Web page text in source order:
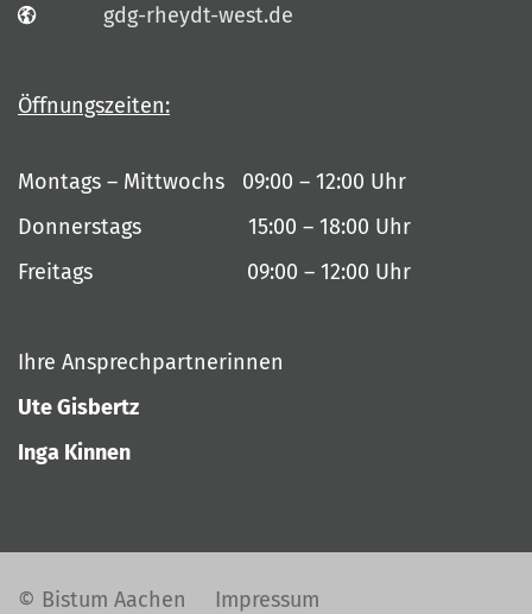
gdg-rheydt-west.de
Öffnungszeiten:
Montags – Mittwochs 09:00 – 12:00 Uhr
Donnerstags 15:00 – 18:00 Uhr
Freitags 09:00 – 12:00 Uhr
Ihre Ansprechpartnerinnen
Ute Gisbertz
Inga Kinnen
© Bistum Aachen
Impressum